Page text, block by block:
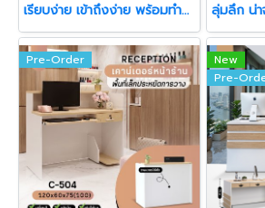
เรียบง่าย เข้าถึงง่าย พร้อมทำงานในทุกวัน
Pre-Order
New
Pre-